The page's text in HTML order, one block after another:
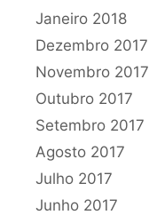
Janeiro 2018
Dezembro 2017
Novembro 2017
Outubro 2017
Setembro 2017
Agosto 2017
Julho 2017
Junho 2017